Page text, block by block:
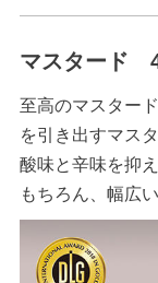
マスタード
至高のマスター
を引き出すマス
酸味と辛味を抑
もちろん、幅広